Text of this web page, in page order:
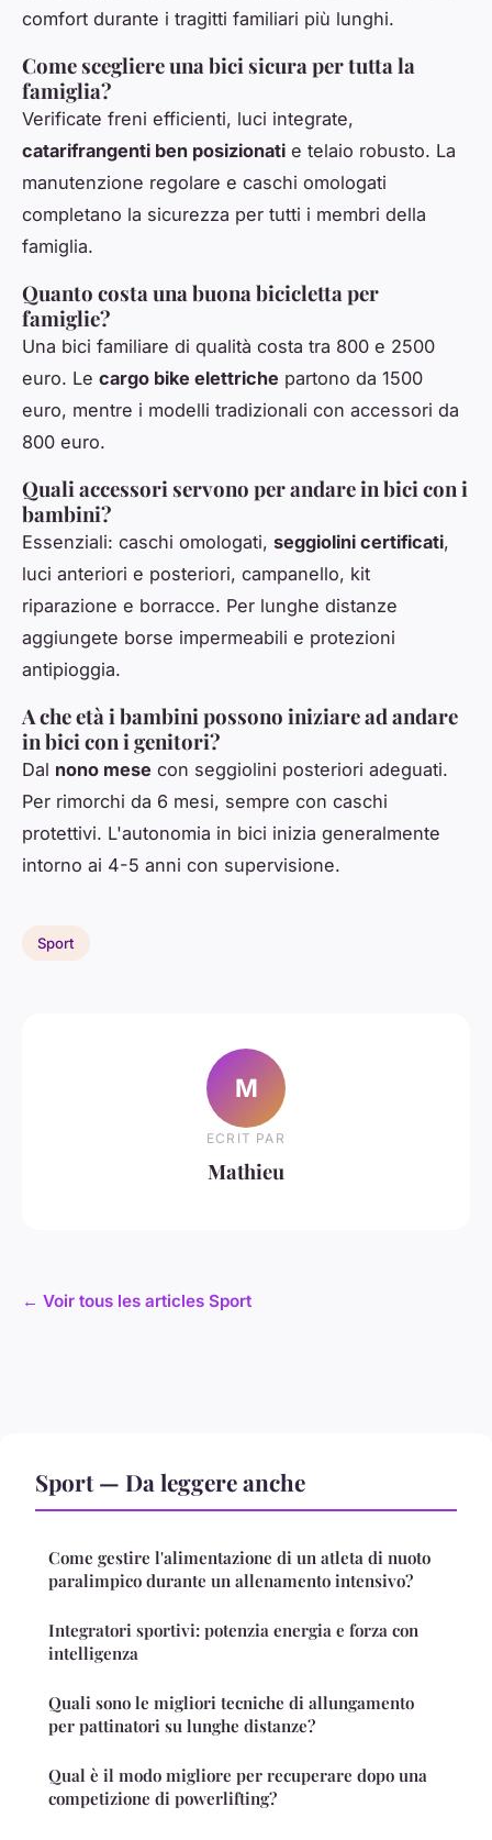
comfort durante i tragitti familiari più lunghi.
Come scegliere una bici sicura per tutta la
famiglia?
Verificate freni efficienti, luci integrate,
catarifrangenti ben posizionati e telaio robusto. La
manutenzione regolare e caschi omologati
completano la sicurezza per tutti i membri della
famiglia.
Quanto costa una buona bicicletta per
famiglie?
Una bici familiare di qualità costa tra 800 e 2500
euro. Le cargo bike elettriche partono da 1500
euro, mentre i modelli tradizionali con accessori da
800 euro.
Quali accessori servono per andare in bici con i
bambini?
Essenziali: caschi omologati, seggiolini certificati,
luci anteriori e posteriori, campanello, kit
riparazione e borracce. Per lunghe distanze
aggiungete borse impermeabili e protezioni
antipioggia.
A che età i bambini possono iniziare ad andare
in bici con i genitori?
Dal nono mese con seggiolini posteriori adeguati.
Per rimorchi da 6 mesi, sempre con caschi
protettivi. L'autonomia in bici inizia generalmente
intorno ai 4-5 anni con supervisione.
Sport
M
ECRIT PAR
Mathieu
← Voir tous les articles Sport
Sport — Da leggere anche
Come gestire l'alimentazione di un atleta di nuoto
paralimpico durante un allenamento intensivo?
Integratori sportivi: potenzia energia e forza con
intelligenza
Quali sono le migliori tecniche di allungamento
per pattinatori su lunghe distanze?
Qual è il modo migliore per recuperare dopo una
competizione di powerlifting?